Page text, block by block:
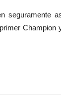
seguramente
Champion